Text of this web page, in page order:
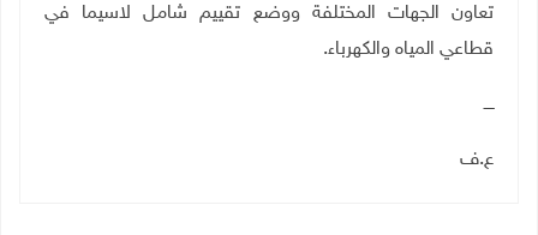
تعاون الجهات المختلفة ووضع تقييم شامل لاسيما في
قطاعي المياه والكهرباء.
ــــ
ع.ف